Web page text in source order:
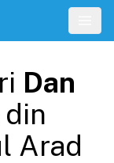
Dan
din
Arad